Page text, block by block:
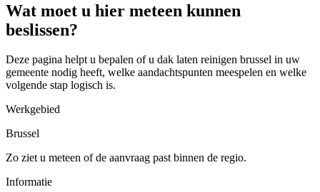
Wat moet u hier meteen kunnen
beslissen?
Deze pagina helpt u bepalen of u dak laten reinigen brussel in uw
gemeente nodig heeft, welke aandachtspunten meespelen en welke
volgende stap logisch is.
Werkgebied
Brussel
Zo ziet u meteen of de aanvraag past binnen de regio.
Informatie